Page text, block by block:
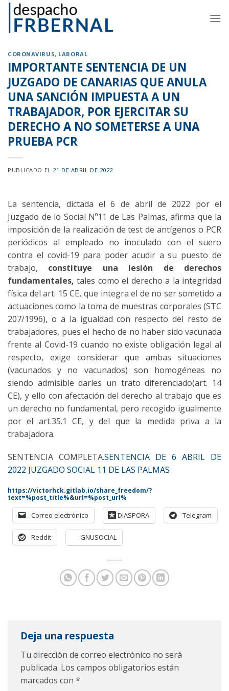
Skip
content
CORONAVIRUS, LABORAL
IMPORTANTE SENTENCIA DE UN
JUZGADO DE CANARIAS QUE ANULA
UNA SANCIÓN IMPUESTA A UN
TRABAJADOR, POR EJERCITAR SU
DERECHO A NO SOMETERSE A UNA
PRUEBA PCR
PUBLICADO EL 21 DE ABRIL DE 2022
La sentencia, dictada el 6 de abril de 2022 por el
Juzgado de lo Social Nº11 de Las Palmas, afirma que la
imposición de la realización de test de antígenos o PCR
periódicos al empleado no inoculado con el suero
contra el covid-19 para poder acudir a su puesto de
trabajo, constituye una lesión de derechos
fundamentales, tales como el derecho a la integridad
física del art. 15 CE, que integra el de no ser sometido a
actuaciones como la toma de muestras corporales (STC
207/1996), o a la igualdad con respecto del resto de
trabajadores, pues el hecho de no haber sido vacunada
frente al Covid-19 cuando no existe obligación legal al
respecto, exige considerar que ambas situaciones
(vacunados y no vacunados) son homogéneas no
siendo admisible darles un trato diferenciado(art. 14
CE), y ello con afectación del derecho al trabajo que es
un derecho no fundamental, pero recogido igualmente
por el art.35.1 CE, y del que la medida priva a la
trabajadora.
SENTENCIA COMPLETA.SENTENCIA DE 6 ABRIL DE
2022 JUZGADO SOCIAL 11 DE LAS PALMAS
https://victorhck.gitlab.io/share_freedom/?
text=%post_title%&url=%post_url%
Correo electrónico DIASPORA Telegram
Reddit GNUSOCIAL
Deja una respuesta
Tu dirección de correo electrónico no será
publicada. Los campos obligatorios están
marcados con *